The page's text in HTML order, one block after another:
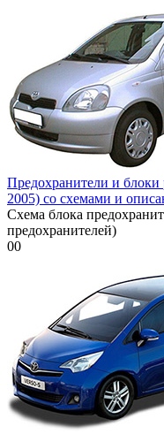
Предохранители и блоки
2005) со схемами и
Схема блока
предохранителей)
00